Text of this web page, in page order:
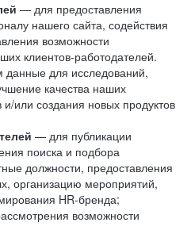
— для предоставления
нашего сайта, содействия
возможности
клиентов-работодателей.
данные для исследований,
качества наших
и/или создания новых продуктов
— для публикации
поиска и подбора
должности, предоставления
организацию мероприятий,
HR-бренда;
возможности